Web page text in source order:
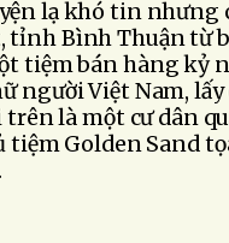
lạ khó tin nhưng
Bình Thuận từ
tiệm bán hàng kỷ
người Việt Nam,
là một cư dân
tiệm Golden Sand